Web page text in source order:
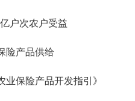
户次农户受益
险产品供给
保险产品开发指引》